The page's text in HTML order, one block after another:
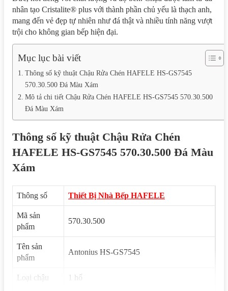
nhân tạo Cristalite® plus với thành phần chủ yếu là thạch anh,
mang đến vẻ đẹp tự nhiên như đá thật và nhiều tính năng vượt
trội cho không gian bếp hiện đại.
Mục lục bài viết
Thông số kỹ thuật Chậu Rửa Chén HAFELE HS-GS7545
570.30.500 Đá Màu Xám
Mô tả chi tiết Chậu Rửa Chén HAFELE HS-GS7545 570.30.500
Đá Màu Xám
Thông số kỹ thuật Chậu Rửa Chén
HAFELE HS-GS7545 570.30.500 Đá Màu
Xám
Thông số Thiết Bị Nhà Bếp HAFELE
Mã sản
phẩm
570.30.500
Tên sản
phẩm
Antonius HS-GS7545
Loại chậu 1 hố